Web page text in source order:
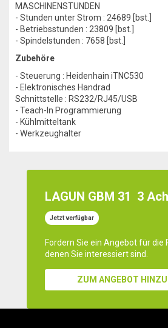
MASCHINENSTUNDEN
- Stunden unter Strom : 24689 [bst.]
- Betriebsstunden : 23809 [bst.]
- Spindelstunden : 7658 [bst.]
Zubehöre
- Steuerung : Heidenhain iTNC530
- Elektronisches Handrad
Schnittstelle : RS232/RJ45/USB
- Teach-In Programmierung
- Kühlmitteltank
- Werkzeughalter
LAGUN GBM 31 3
Jetzt verfügbar
Fordern Sie ein Angebot für die
denen Sie interessiert sind.
ZUM ANGEBOT